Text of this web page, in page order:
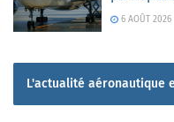
6 AOÛT 2026
L'actualité aéronautique